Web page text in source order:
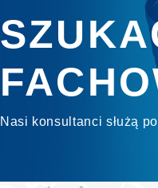
Nasi konsultanci służą